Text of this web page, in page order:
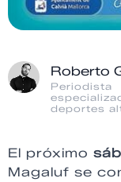
Roberto
Periodista
deportes
El próximo
Magaluf se